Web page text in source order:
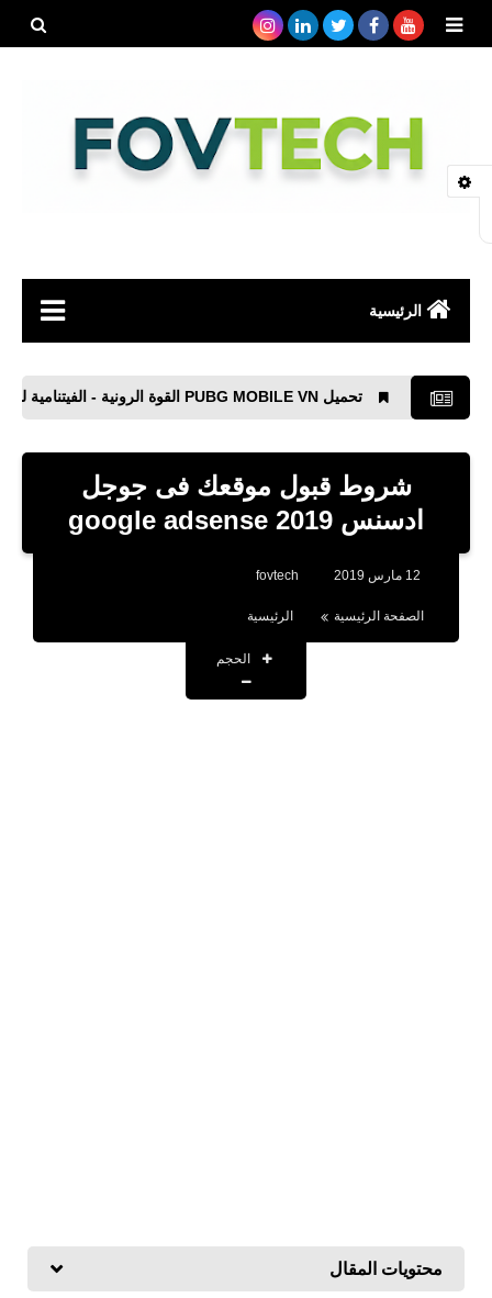
الرئيسية
مواقع
برامج كمبيوتر
تحميل PUBG MOBILE VN القوة الرونية - الفيتنامية للأيفون والأندرويد XAPK
شروط قبول موقعك فى جوجل
ادسنس 2019 google adsense
fovtech
الصفحة الرئيسية الرئيسية
الحجم
محتويات المقال